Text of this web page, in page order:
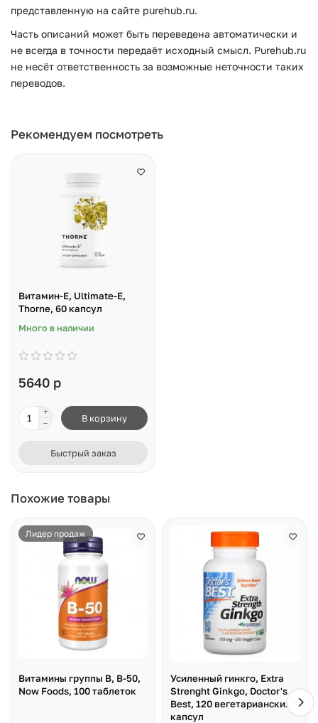
представленную на сайте purehub.ru.
Часть описаний может быть переведена автоматически и
не всегда в точности передаёт исходный смысл. Purehub.ru
не несёт ответственность за возможные неточности таких
переводов.
Рекомендуем посмотреть
Витамин-Е, Ultimate-E,
Thorne, 60 капсул
Много в наличии
5640 р
В корзину
Быстрый заказ
Похожие товары
Лидер продаж
Витамины группы B, B-50,
Now Foods, 100 таблеток
Усиленный гинкго, Extra
Strenght Ginkgo, Doctor's
Best, 120 вегетарианских
капсул